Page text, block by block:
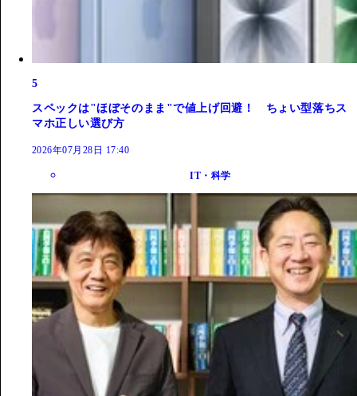
5
スペックは"ほぼそのまま"で値上げ回避！ ちょい型落ちス
マホ正しい選び方
2026年07月28日 17:40
IT・科学